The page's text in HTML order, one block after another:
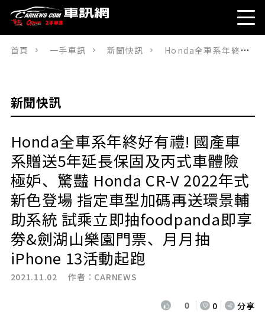
首頁 一手車訊 新聞快訊 Honda全車系年終好有禮! 國產車系贈送5年延長保固及丙式車體險極妒、驚豔 Honda CR-V 2022年式新色登場 指定車型加碼再送環景輔助系統 試乘立即抽foodpanda即享劵&劍湖山樂園門票、月月抽iPhone 13活動起跑
新聞快訊
Honda全車系年終好有禮! 國產車
系贈送5年延長保固及丙式車體險
極妒、驚豔 Honda CR-V 2022年式
新色登場 指定車型加碼再送環景輔
助系統 試乘立即抽foodpanda即享
劵&劍湖山樂園門票、月月抽
iPhone 13活動起跑
2021.11.02 作者： CARNEWS
0 0 分享